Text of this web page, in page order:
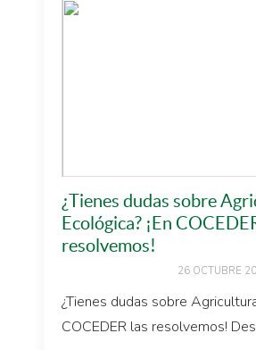
¿Tienes dudas sobre
Ecológica? ¡En
resolvemos!
26 OCTUBRE
¿Tienes dudas sobre
COCEDER las resolvemos!